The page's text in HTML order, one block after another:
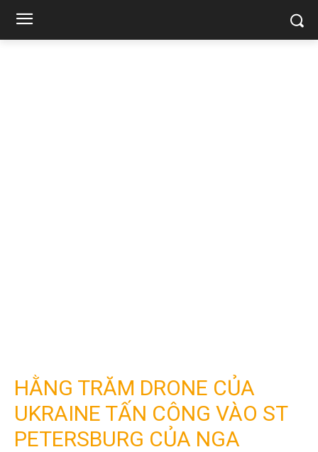
HẰNG TRĂM DRONE CỦA
UKRAINE TẤN CÔNG VÀO ST
PETERSBURG CỦA NGA